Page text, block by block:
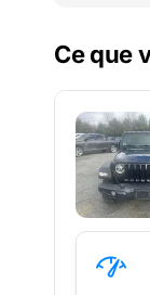
Ce que